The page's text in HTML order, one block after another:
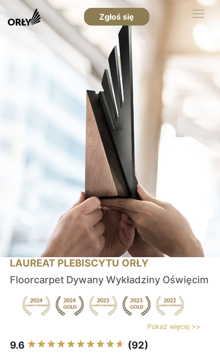
Zgłoś się
LAUREAT PLEBISCYTU ORŁY
Floorcarpet Dywany Wykładziny Oświęcim
Pokaż więcej >>
9.6 (92)